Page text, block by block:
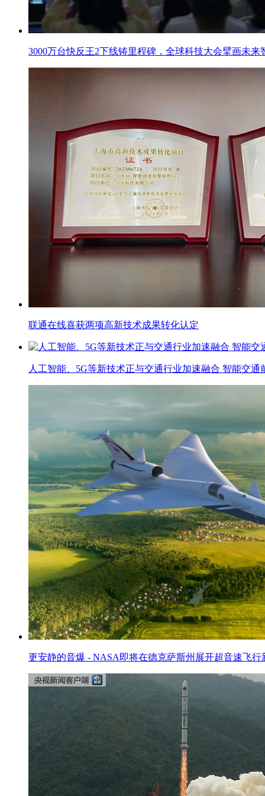
3000万台快反王2下线铸里程碑，全球科技大会擘画未来
联通在线喜获两项高新技术成果转化认定
人工智能、5G等新技术正与交通行业加速融合 智能交通
更安静的音爆 - NASA即将在德克萨斯州展开超音速飞行